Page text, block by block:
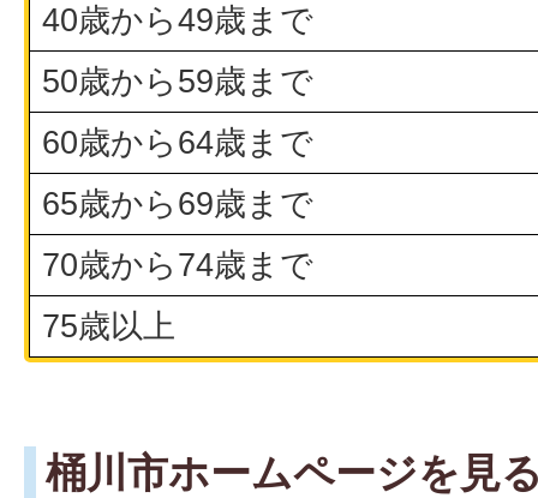
40歳から49歳まで
50歳から59歳まで
60歳から64歳まで
65歳から69歳まで
70歳から74歳まで
75歳以上
桶川市ホームページを見